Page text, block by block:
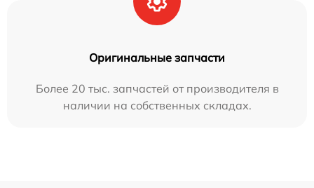
Оригинальные запчасти
Более 20 тыс. запчастей от производителя в
наличии на собственных складах.